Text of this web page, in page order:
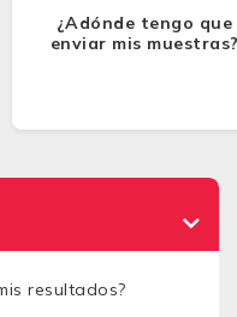
¿Adónde tengo que
enviar mis
resultados?